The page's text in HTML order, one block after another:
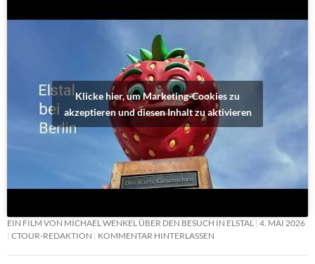
Klicke hier, um Marketing-Cookies zu
akzeptieren und diesen Inhalt zu aktivieren
EIN FILM VON MICHAEL WENKEL ÜBER DEN BESUCH IN ELSTAL
4. MAI 2026
CTOUR-REDAKTION
KOMMENTAR HINTERLASSEN